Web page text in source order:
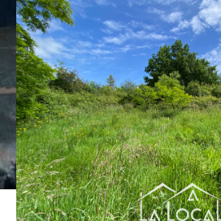
Type
de
bien
Type de bien
Ville
Budget
Budget
Surface
Surface